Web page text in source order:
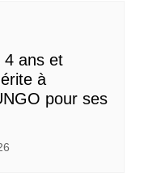
4 ans et
à
pour ses